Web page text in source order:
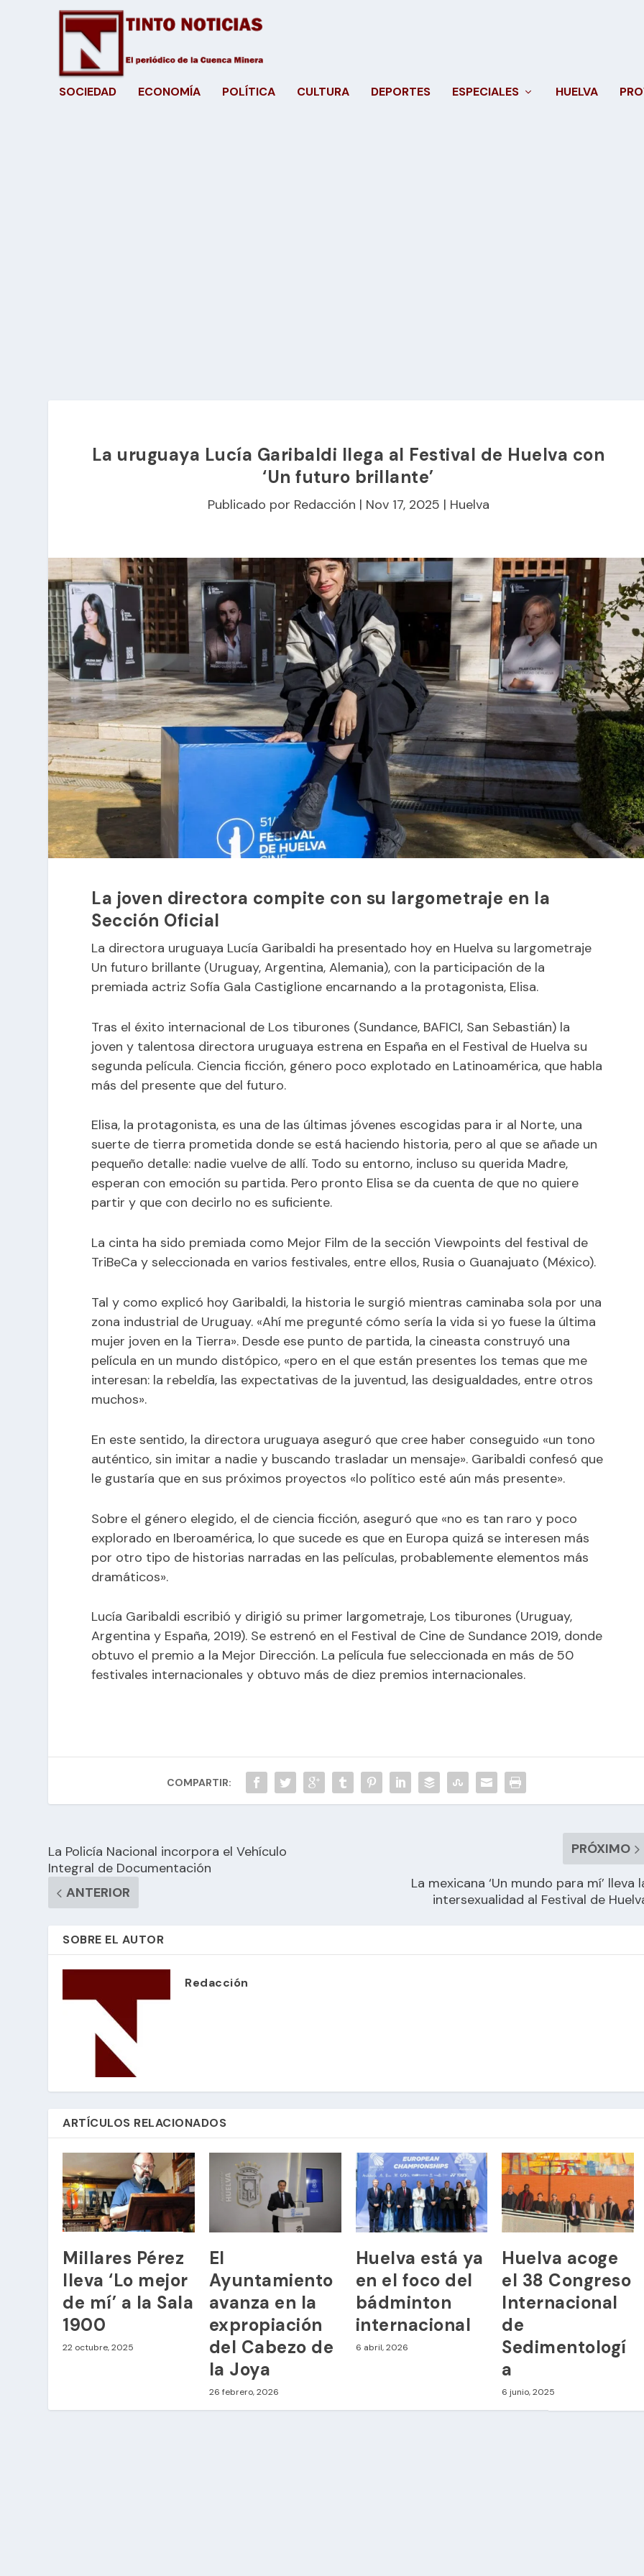
SOCIEDAD ECONOMÍA POLÍTICA CULTURA DEPORTES ESPECIALES HUELVA
La uruguaya Lucía Garibaldi llega al Festival de Huelva con
‘Un futuro brillante’
Publicado por Redacción | Nov 17, 2025 | Huelva
La joven directora compite con su largometraje en la
Sección Oficial
La directora uruguaya Lucía Garibaldi ha presentado hoy en Huelva su largometraje
Un futuro brillante (Uruguay, Argentina, Alemania), con la participación de la
premiada actriz Sofía Gala Castiglione encarnando a la protagonista, Elisa.
Tras el éxito internacional de Los tiburones (Sundance, BAFICI, San Sebastián) la
joven y talentosa directora uruguaya estrena en España en el Festival de Huelva su
segunda película. Ciencia ficción, género poco explotado en Latinoamérica, que habla
más del presente que del futuro.
Elisa, la protagonista, es una de las últimas jóvenes escogidas para ir al Norte, una
suerte de tierra prometida donde se está haciendo historia, pero al que se añade un
pequeño detalle: nadie vuelve de allí. Todo su entorno, incluso su querida Madre,
esperan con emoción su partida. Pero pronto Elisa se da cuenta de que no quiere
partir y que con decirlo no es suficiente.
La cinta ha sido premiada como Mejor Film de la sección Viewpoints del festival de
TriBeCa y seleccionada en varios festivales, entre ellos, Rusia o Guanajuato (México).
Tal y como explicó hoy Garibaldi, la historia le surgió mientras caminaba sola por una
zona industrial de Uruguay. «Ahí me pregunté cómo sería la vida si yo fuese la última
mujer joven en la Tierra». Desde ese punto de partida, la cineasta construyó una
película en un mundo distópico, «pero en el que están presentes los temas que me
interesan: la rebeldía, las expectativas de la juventud, las desigualdades, entre otros
muchos».
En este sentido, la directora uruguaya aseguró que cree haber conseguido «un tono
auténtico, sin imitar a nadie y buscando trasladar un mensaje». Garibaldi confesó que
le gustaría que en sus próximos proyectos «lo político esté aún más presente».
Sobre el género elegido, el de ciencia ficción, aseguró que «no es tan raro y poco
explorado en Iberoamérica, lo que sucede es que en Europa quizá se interesen más
por otro tipo de historias narradas en las películas, probablemente elementos más
dramáticos».
Lucía Garibaldi escribió y dirigió su primer largometraje, Los tiburones (Uruguay,
Argentina y España, 2019). Se estrenó en el Festival de Cine de Sundance 2019, donde
obtuvo el premio a la Mejor Dirección. La película fue seleccionada en más de 50
festivales internacionales y obtuvo más de diez premios internacionales.
COMPARTIR:
La Policía Nacional incorpora el Vehículo
Integral de Documentación
ANTERIOR
PRÓXIMO
La mexicana ‘Un mundo para mí’ lleva
intersexualidad al Festival de
SOBRE EL AUTOR
Redacción
ARTÍCULOS RELACIONADOS
Millares Pérez
lleva ‘Lo mejor
de mí’ a la Sala
1900
22 octubre, 2025
El
Ayuntamiento
avanza en la
expropiación
del Cabezo de
la Joya
26 febrero, 2026
Huelva está ya
en el foco del
bádminton
internacional
6 abril, 2026
Huelva acoge
el 38 Congreso
Internacional
de
Sedimentologí
a
6 junio, 2025